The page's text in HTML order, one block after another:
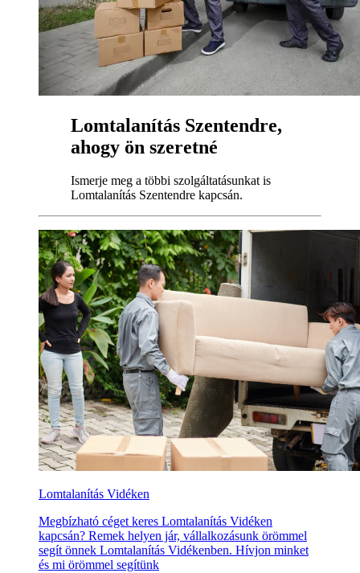
Lomtalanítás Szentendre,
ahogy ön szeretné
Ismerje meg a többi szolgáltatásunkat is
Lomtalanítás Szentendre kapcsán.
Lomtalanítás Vidéken
Megbízható céget keres Lomtalanítás Vidéken
kapcsán? Remek helyen jár, vállalkozásunk örömmel
segít önnek Lomtalanítás Vidékenben. Hívjon minket
és mi örömmel segítünk